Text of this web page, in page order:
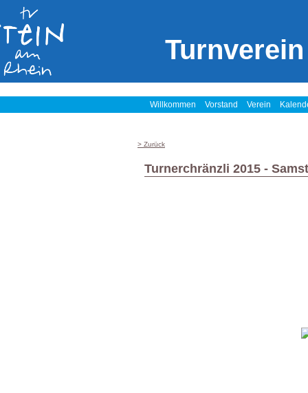
Willkommen Vorstand Verein
> Zurück
Turnerchränzli 2015 -